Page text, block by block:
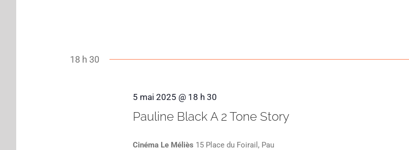
18 h 30
5 mai 2025 @ 18 h 30
Pauline Black A 2 Tone Story
Cinéma Le Méliès 15 Place du Foirail, Pau